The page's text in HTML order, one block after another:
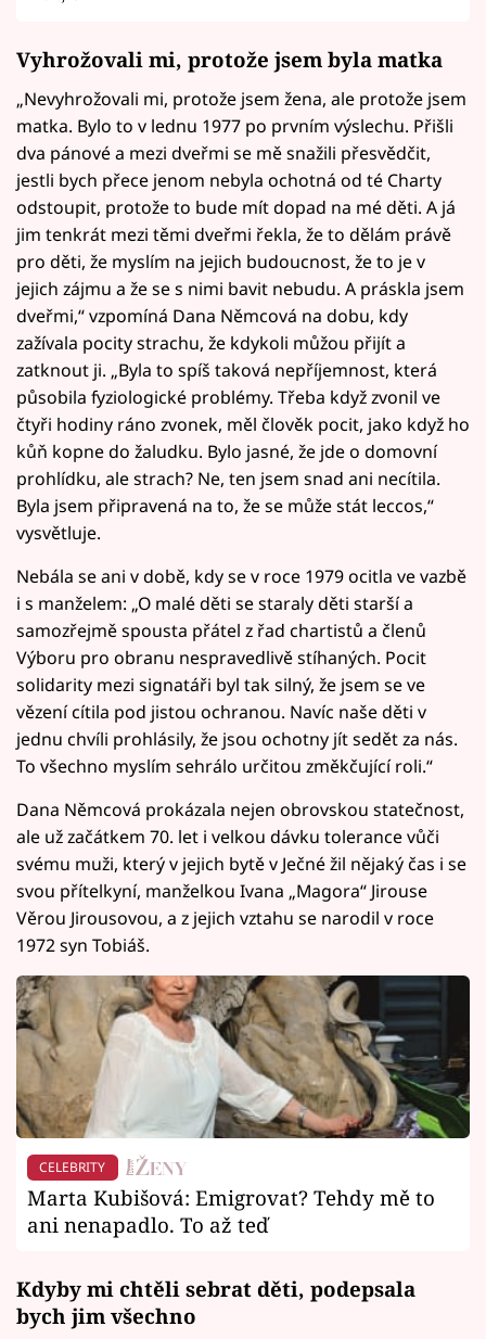
Vyhrožovali mi, protože jsem byla matka
„Nevyhrožovali mi, protože jsem žena, ale protože jsem
matka. Bylo to v lednu 1977 po prvním výslechu. Přišli
dva pánové a mezi dveřmi se mě snažili přesvědčit,
jestli bych přece jenom nebyla ochotná od té Charty
odstoupit, protože to bude mít dopad na mé děti. A já
jim tenkrát mezi těmi dveřmi řekla, že to dělám právě
pro děti, že myslím na jejich budoucnost, že to je v
jejich zájmu a že se s nimi bavit nebudu. A práskla jsem
dveřmi,“ vzpomíná Dana Němcová na dobu, kdy
zažívala pocity strachu, že kdykoli můžou přijít a
zatknout ji. „Byla to spíš taková nepříjemnost, která
působila fyziologické problémy. Třeba když zvonil ve
čtyři hodiny ráno zvonek, měl člověk pocit, jako když ho
kůň kopne do žaludku. Bylo jasné, že jde o domovní
prohlídku, ale strach? Ne, ten jsem snad ani necítila.
Byla jsem připravená na to, že se může stát leccos,“
vysvětluje.
Nebála se ani v době, kdy se v roce 1979 ocitla ve vazbě
i s manželem: „O malé děti se staraly děti starší a
samozřejmě spousta přátel z řad chartistů a členů
Výboru pro obranu nespravedlivě stíhaných. Pocit
solidarity mezi signatáři byl tak silný, že jsem se ve
vězení cítila pod jistou ochranou. Navíc naše děti v
jednu chvíli prohlásily, že jsou ochotny jít sedět za nás.
To všechno myslím sehrálo určitou změkčující roli.“
Dana Němcová prokázala nejen obrovskou statečnost,
ale už začátkem 70. let i velkou dávku tolerance vůči
svému muži, který v jejich bytě v Ječné žil nějaký čas i se
svou přítelkyní, manželkou Ivana „Magora“ Jirouse
Věrou Jirousovou, a z jejich vztahu se narodil v roce
1972 syn Tobiáš.
CELEBRITY
Marta Kubišová: Emigrovat? Tehdy mě to
ani nenapadlo. To až teď
Kdyby mi chtěli sebrat děti, podepsala
bych jim všechno